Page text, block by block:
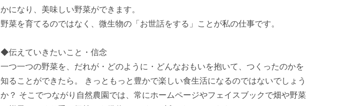
かになり、美味しい野菜ができます。
野菜を育てるのではなく、微生物の「お世話をする」ことが私の仕事です。
◆伝えていきたいこと・信念
一つ一つの野菜を、だれが・どのように・どんなおもいを抱いて、つくったのかを
知ることができたら。 きっともっと豊かで楽しい食生活になるのではないでしょう
か？ そこでつながり自然農園では、常にホームページやフェイスブックで畑や野菜